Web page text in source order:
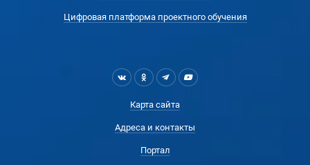
Цифровая платформа проектного обучения
Карта сайта
Адреса и контакты
Портал